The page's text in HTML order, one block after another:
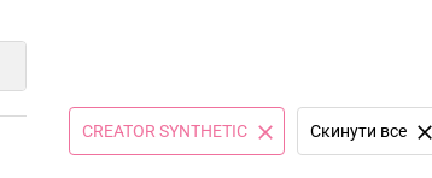
CREATOR SYNTHETIC Cкинути все